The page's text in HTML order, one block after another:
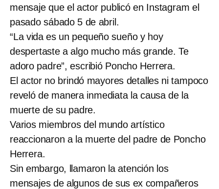
mensaje que el actor publicó en Instagram el
pasado sábado 5 de abril.
“La vida es un pequeño sueño y hoy
despertaste a algo mucho más grande. Te
adoro padre”, escribió Poncho Herrera.
El actor no brindó mayores detalles ni tampoco
reveló de manera inmediata la causa de la
muerte de su padre.
Varios miembros del mundo artístico
reaccionaron a la muerte del padre de Poncho
Herrera.
Sin embargo, llamaron la atención los
mensajes de algunos de sus ex compañeros